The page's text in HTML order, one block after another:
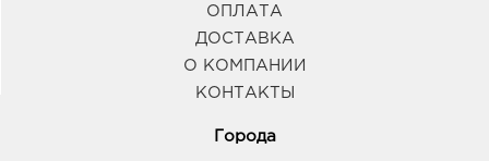
ОПЛАТА
ДОСТАВКА
О КОМПАНИИ
КОНТАКТЫ
Города